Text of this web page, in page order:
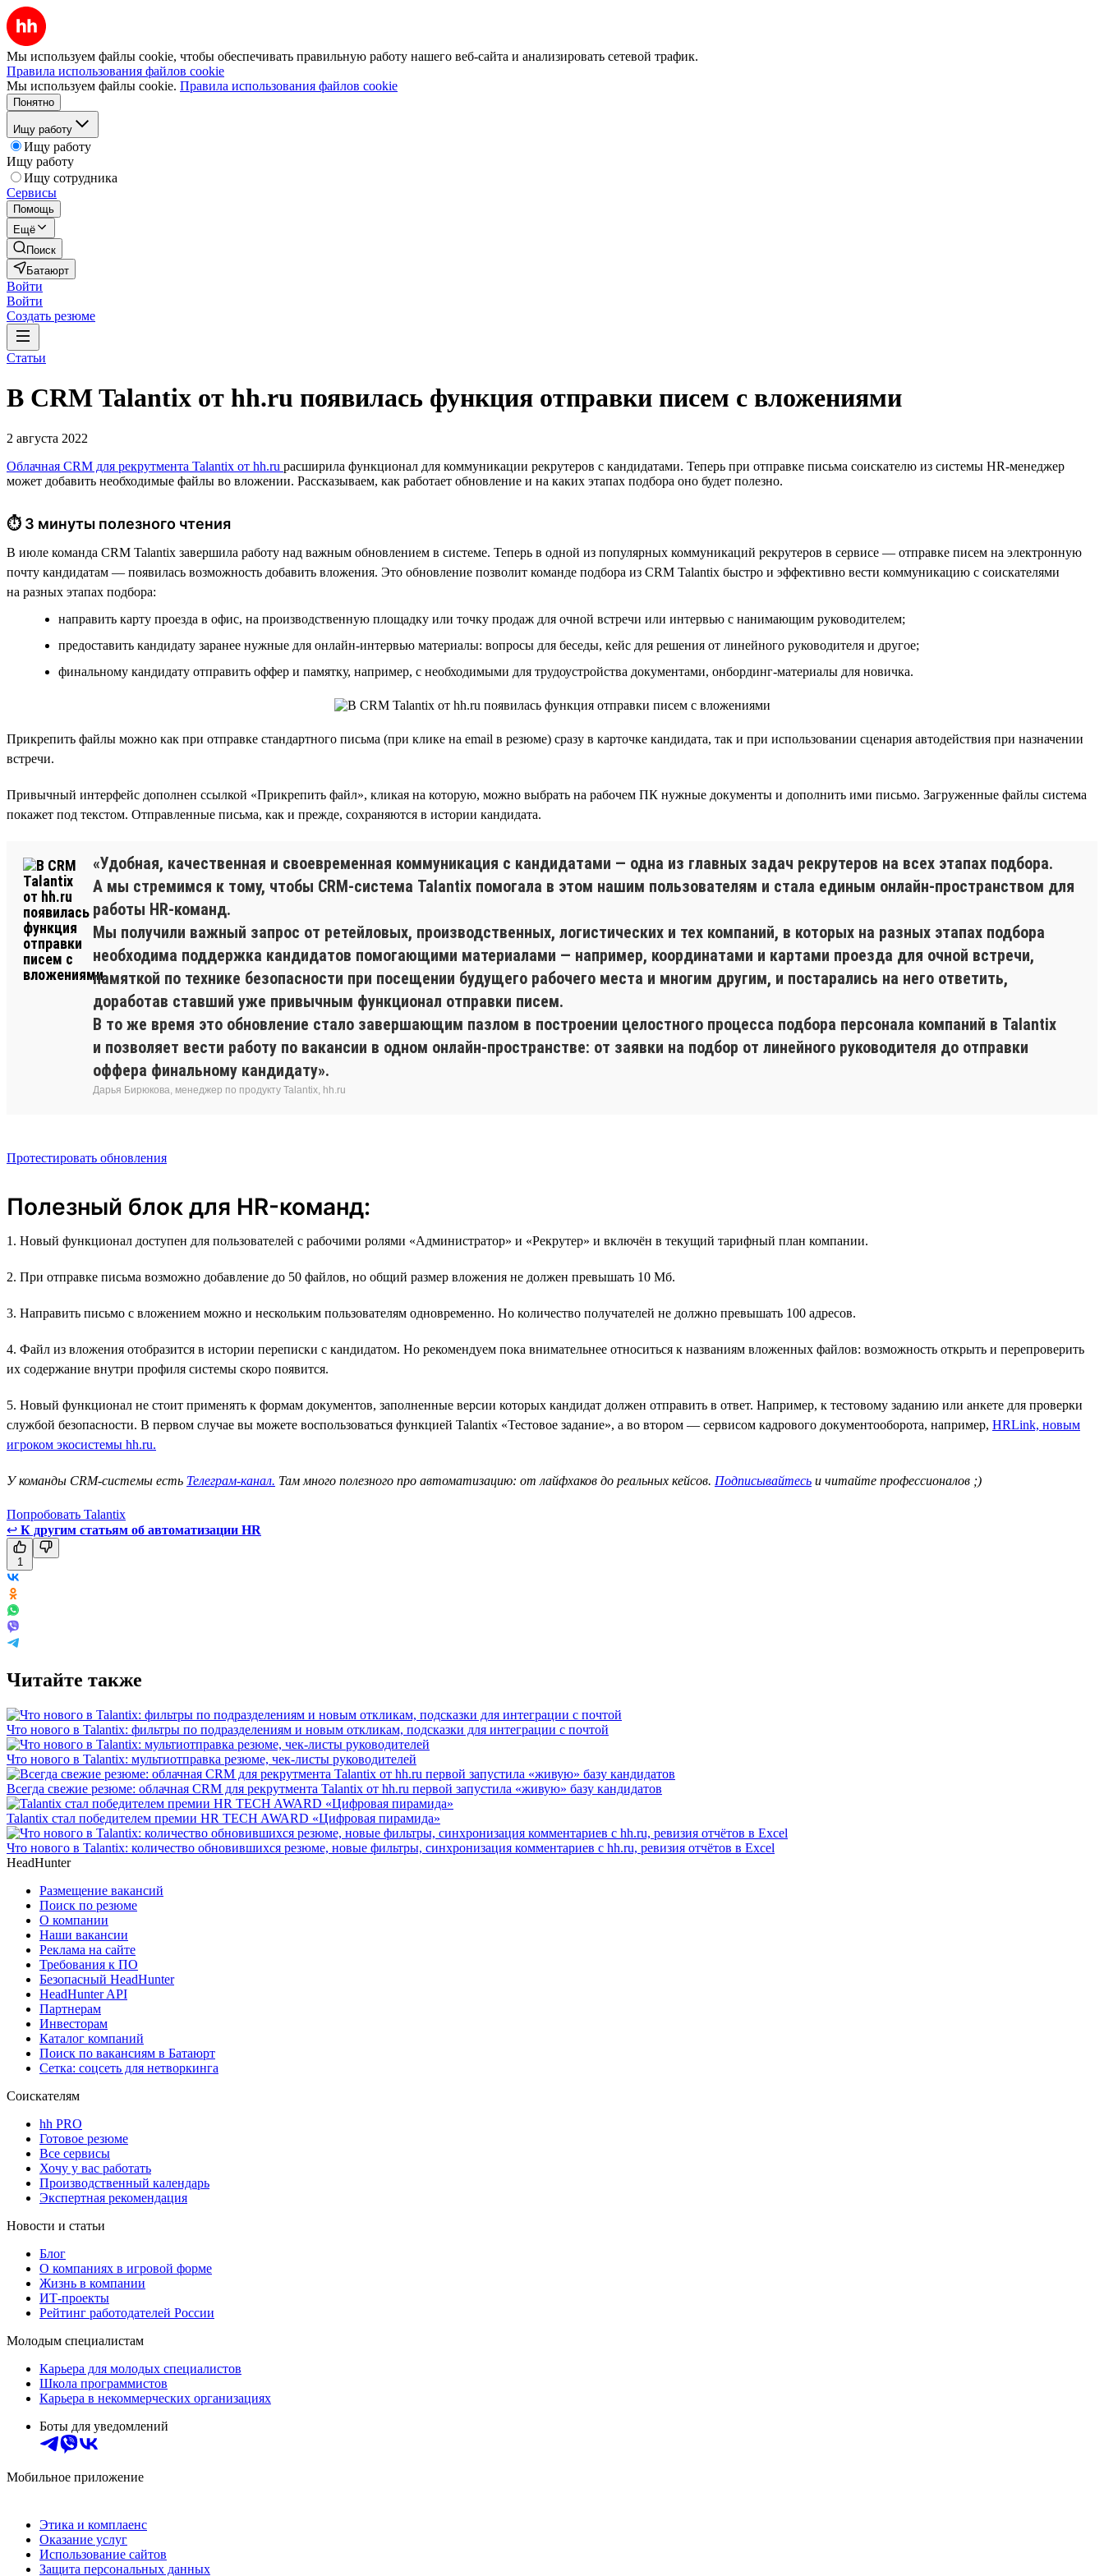
Мы используем файлы cookie, чтобы обеспечивать правильную работу нашего веб-сайта и анализировать сетевой трафик.
Правила использования файлов cookie
Мы используем файлы cookie. Правила использования файлов cookie
Понятно
Ищу работу
Ищу работу
Ищу работу
Ищу сотрудника
Сервисы
Помощь
Ещё
Поиск
Батаюрт
Войти
Войти
Создать резюме
Статьи
В CRM Talantix от hh.ru появилась функция отправки писем с вложениями
2 августа 2022
Облачная CRM для рекрутмента Talantix от hh.ru расширила функционал для коммуникации рекрутеров с кандидатами. Теперь при отправке письма соискателю из системы HR-менеджер
может добавить необходимые файлы во вложении. Рассказываем, как работает обновление и на каких этапах подбора оно будет полезно.
⏱ 3 минуты полезного чтения
В июле команда CRM Talantix завершила работу над важным обновлением в системе. Теперь в одной из популярных коммуникаций рекрутеров в сервисе — отправке писем на электронную
почту кандидатам — появилась возможность добавить вложения. Это обновление позволит команде подбора из CRM Talantix быстро и эффективно вести коммуникацию с соискателями
на разных этапах подбора:
направить карту проезда в офис, на производственную площадку или точку продаж для очной встречи или интервью с нанимающим руководителем;
предоставить кандидату заранее нужные для онлайн-интервью материалы: вопросы для беседы, кейс для решения от линейного руководителя и другое;
финальному кандидату отправить оффер и памятку, например, с необходимыми для трудоустройства документами, онбординг-материалы для новичка.
Прикрепить файлы можно как при отправке стандартного письма (при клике на email в резюме) сразу в карточке кандидата, так и при использовании сценария автодействия при назначении
встречи.
Привычный интерфейс дополнен ссылкой «Прикрепить файл», кликая на которую, можно выбрать на рабочем ПК нужные документы и дополнить ими письмо. Загруженные файлы система
покажет под текстом. Отправленные письма, как и прежде, сохраняются в истории кандидата.
«Удобная, качественная и своевременная коммуникация с кандидатами — одна из главных задач рекрутеров на всех этапах подбора.
А мы стремимся к тому, чтобы CRM-система Talantix помогала в этом нашим пользователям и стала единым онлайн-пространством для
работы HR-команд.
Мы получили важный запрос от ретейловых, производственных, логистических и тех компаний, в которых на разных этапах подбора
необходима поддержка кандидатов помогающими материалами — например, координатами и картами проезда для очной встречи,
памяткой по технике безопасности при посещении будущего рабочего места и многим другим, и постарались на него ответить,
доработав ставший уже привычным функционал отправки писем.
В то же время это обновление стало завершающим пазлом в построении целостного процесса подбора персонала компаний в Talantix
и позволяет вести работу по вакансии в одном онлайн-пространстве: от заявки на подбор от линейного руководителя до отправки
оффера финальному кандидату».
Дарья Бирюкова, менеджер по продукту Talantix, hh.ru
Протестировать обновления
Полезный блок для HR-команд:
1. Новый функционал доступен для пользователей с рабочими ролями «Администратор» и «Рекрутер» и включён в текущий тарифный план компании.
2. При отправке письма возможно добавление до 50 файлов, но общий размер вложения не должен превышать 10 Мб.
3. Направить письмо с вложением можно и нескольким пользователям одновременно. Но количество получателей не должно превышать 100 адресов.
4. Файл из вложения отобразится в истории переписки с кандидатом. Но рекомендуем пока внимательнее относиться к названиям вложенных файлов: возможность открыть и перепроверить
их содержание внутри профиля системы скоро появится.
5. Новый функционал не стоит применять к формам документов, заполненные версии которых кандидат должен отправить в ответ. Например, к тестовому заданию или анкете для проверки
службой безопасности. В первом случае вы можете воспользоваться функцией Talantix «Тестовое задание», а во втором — сервисом кадрового документооборота, например, HRLink, новым
игроком экосистемы hh.ru.
У команды CRM-системы есть Телеграм-канал. Там много полезного про автоматизацию: от лайфхаков до реальных кейсов. Подписывайтесь и читайте профессионалов ;)
Попробовать Talantix
↩ К другим статьям об автоматизации HR
1
Читайте также
Что нового в Talantix: фильтры по подразделениям и новым откликам, подсказки для интеграции с почтой
Что нового в Talantix: мультиотправка резюме, чек-листы руководителей
Всегда свежие резюме: облачная CRM для рекрутмента Talantix от hh.ru первой запустила «живую» базу кандидатов
Talantix cтал победителем премии HR TECH AWARD «Цифровая пирамида»
Что нового в Talantix: количество обновившихся резюме, новые фильтры, синхронизация комментариев с hh.ru, ревизия отчётов в Excel
HeadHunter
Размещение вакансий
Поиск по резюме
О компании
Наши вакансии
Реклама на сайте
Требования к ПО
Безопасный HeadHunter
HeadHunter API
Партнерам
Инвесторам
Каталог компаний
Поиск по вакансиям в Батаюрт
Сетка: соцсеть для нетворкинга
Соискателям
hh PRO
Готовое резюме
Все сервисы
Хочу у вас работать
Производственный календарь
Экспертная рекомендация
Новости и статьи
Блог
О компаниях в игровой форме
Жизнь в компании
ИТ-проекты
Рейтинг работодателей России
Молодым специалистам
Карьера для молодых специалистов
Школа программистов
Карьера в некоммерческих организациях
Боты для уведомлений
Мобильное приложение
Этика и комплаенс
Оказание услуг
Использование сайтов
Защита персональных данных